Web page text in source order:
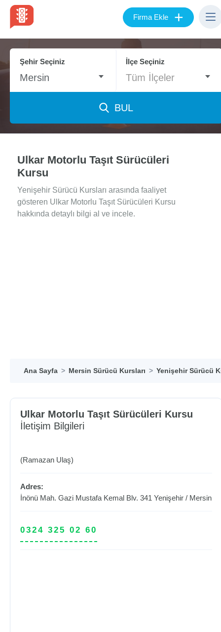
Firma Ekle +
Şehir Seçiniz
Mersin
İlçe Seçiniz
Tüm İlçeler
BUL
Ulkar Motorlu Taşıt Sürücüleri
Kursu
Yenişehir Sürücü Kursları arasında faaliyet
gösteren Ulkar Motorlu Taşıt Sürücüleri Kursu
hakkında detaylı bilgi al ve incele.
Ana Sayfa Mersin Sürücü Kursları Yenişehir Sürücü
Ulkar Motorlu Taşıt Sürücüleri Kursu
İletişim Bilgileri
(Ramazan Ulaş)
Adres:
İnönü Mah. Gazi Mustafa Kemal Blv. 341 Yenişehir / Mersin
0324 325 02 60